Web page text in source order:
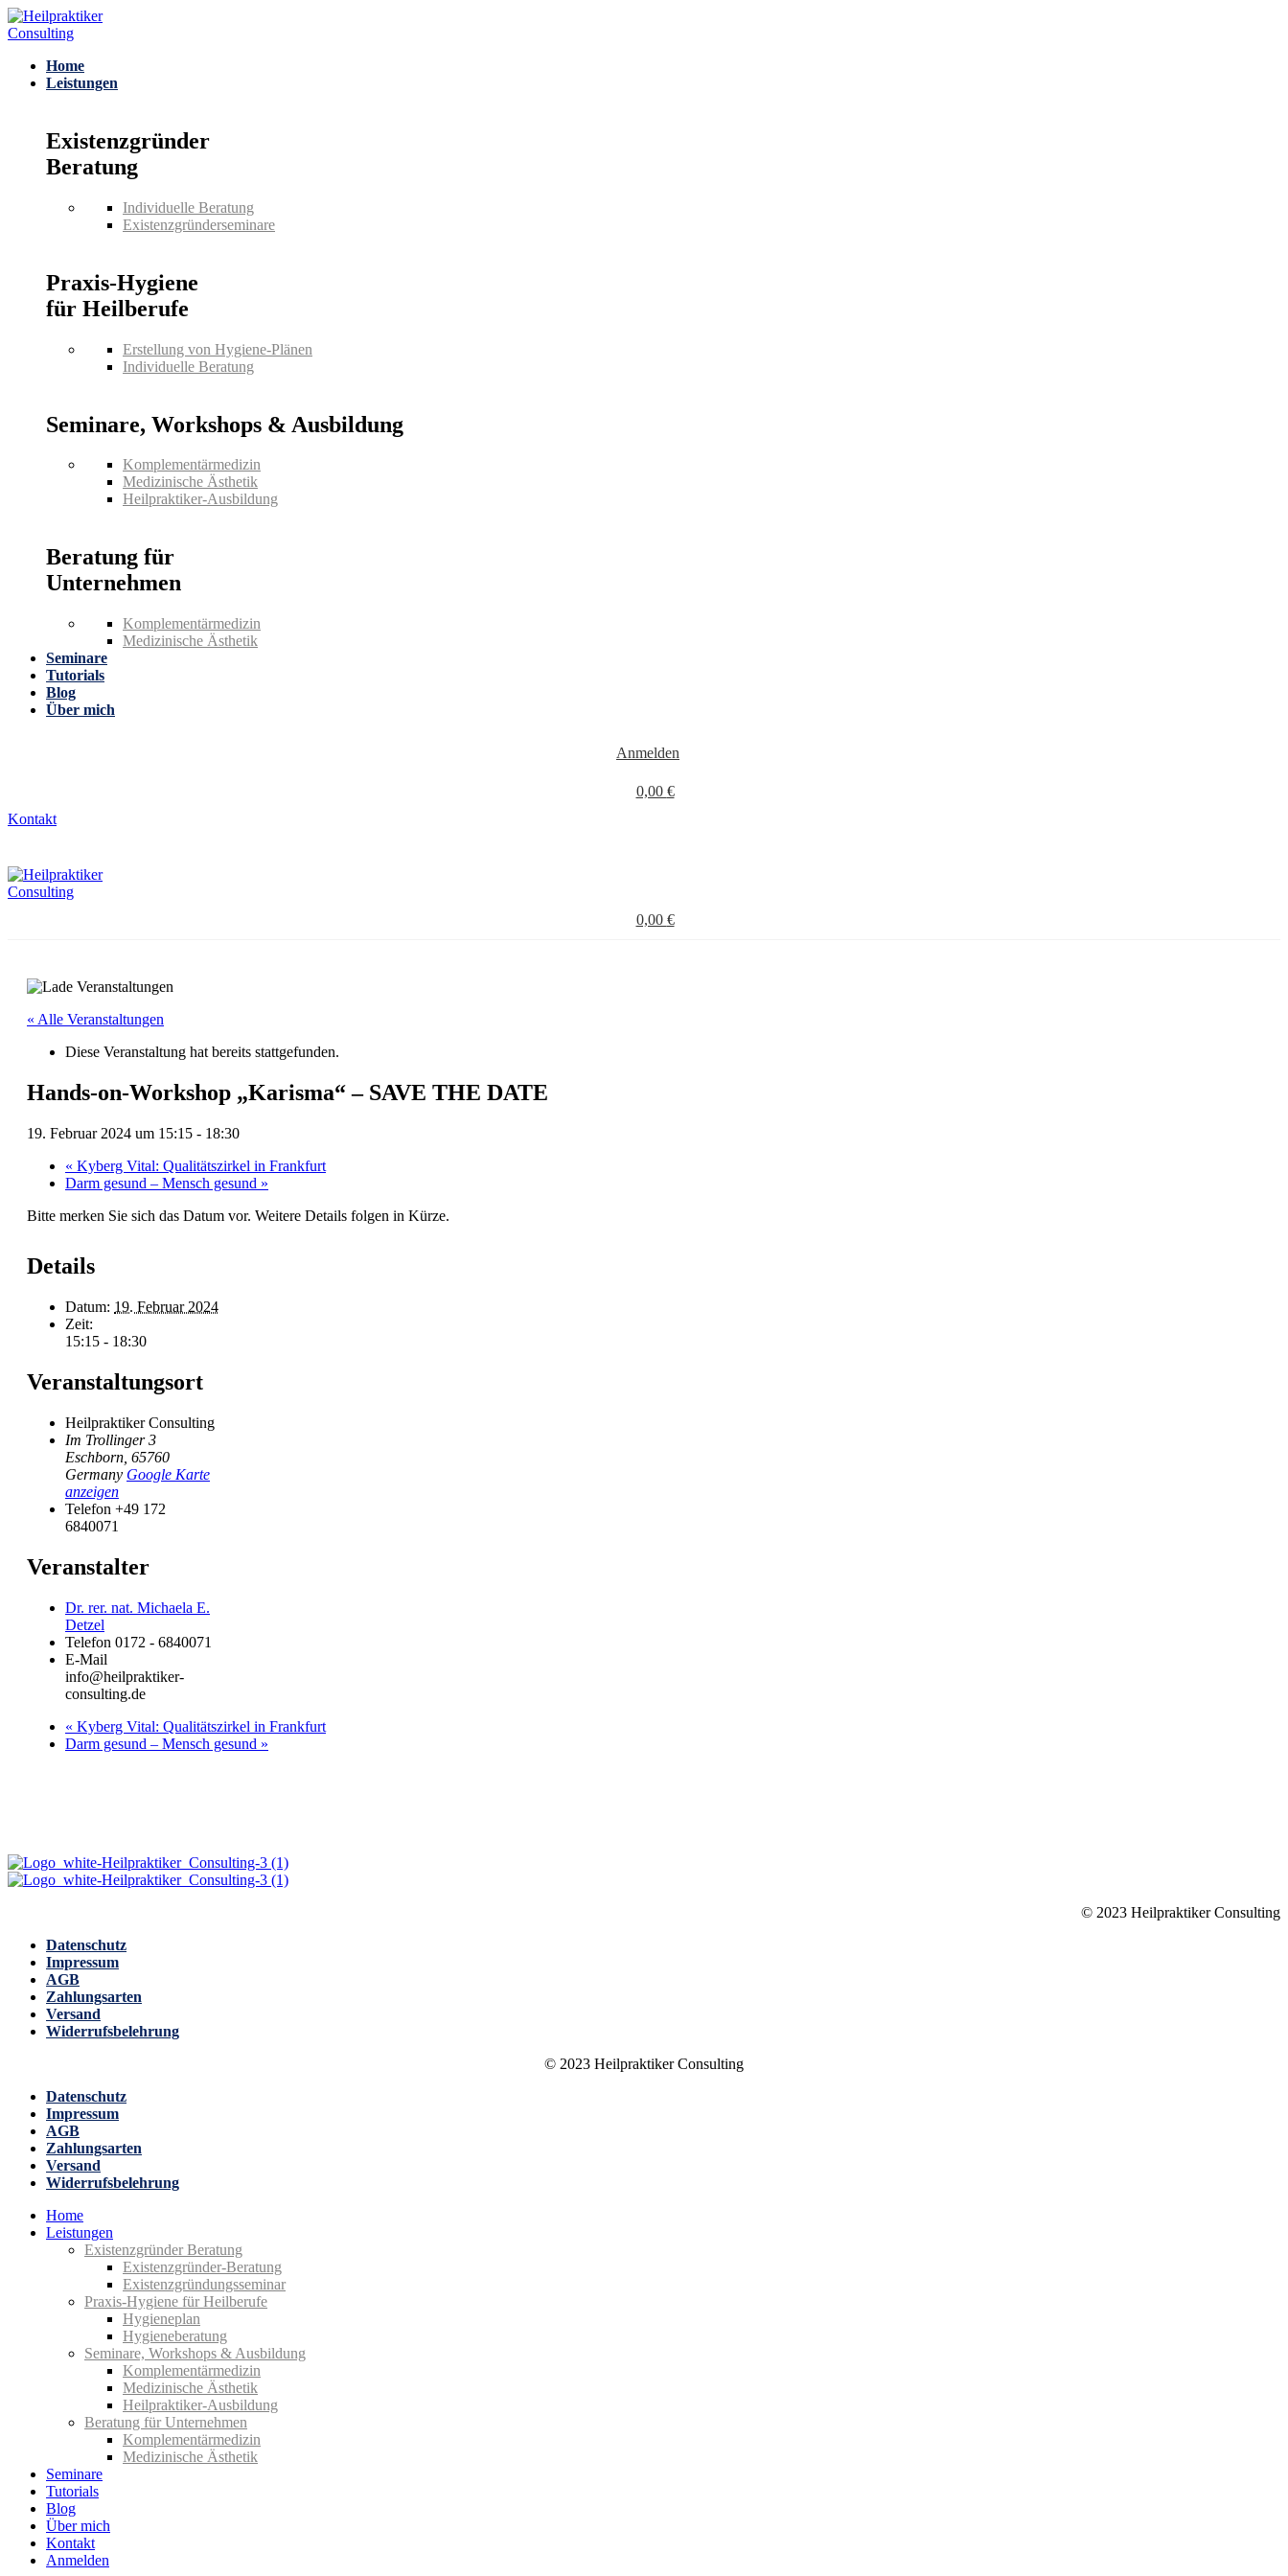
Home
Leistungen
Existenzgründer
Beratung
Individuelle Beratung
Existenzgründerseminare
Praxis-Hygiene
für Heilberufe
Erstellung von Hygiene-Plänen
Individuelle Beratung
Seminare, Workshops & Ausbildung
Komplementärmedizin
Medizinische Ästhetik
Heilpraktiker-Ausbildung
Beratung für
Unternehmen
Komplementärmedizin
Medizinische Ästhetik
Seminare
Tutorials
Blog
Über mich
Anmelden
0,00 €
Kontakt
0,00 €
« Alle Veranstaltungen
Diese Veranstaltung hat bereits stattgefunden.
Hands-on-Workshop „Karisma“ – SAVE THE DATE
19. Februar 2024 um 15:15 - 18:30
« Kyberg Vital: Qualitätszirkel in Frankfurt
Darm gesund – Mensch gesund »
Bitte merken Sie sich das Datum vor. Weitere Details folgen in Kürze.
Details
Datum: 19. Februar 2024
Zeit:
15:15 - 18:30
Veranstaltungsort
Heilpraktiker Consulting
Im Trollinger 3
Eschborn 65760
Germany Google Karte
anzeigen
Telefon +49 172
6840071
Veranstalter
Dr. rer. nat. Michaela E.
Detzel
Telefon 0172 - 6840071
E-Mail
info@heilpraktiker-
consulting.de
« Kyberg Vital: Qualitätszirkel in Frankfurt
Darm gesund – Mensch gesund »
© 2023 Heilpraktiker Consulting
Datenschutz
Impressum
AGB
Zahlungsarten
Versand
Widerrufsbelehrung
© 2023 Heilpraktiker Consulting
Datenschutz
Impressum
AGB
Zahlungsarten
Versand
Widerrufsbelehrung
Home
Leistungen
Existenzgründer Beratung
Existenz­gründer-Beratung
Existenz­gründungs­seminar
Praxis-Hygiene für Heilberufe
Hygiene­plan
Hygiene­beratung
Seminare, Workshops & Ausbildung
Komplementär­medizin
Medizinische Ästhetik
Heilpraktiker-Ausbildung
Beratung für Unternehmen
Komplementärmedizin
Medizinische Ästhetik
Seminare
Tutorials
Blog
Über mich
Kontakt
Anmelden